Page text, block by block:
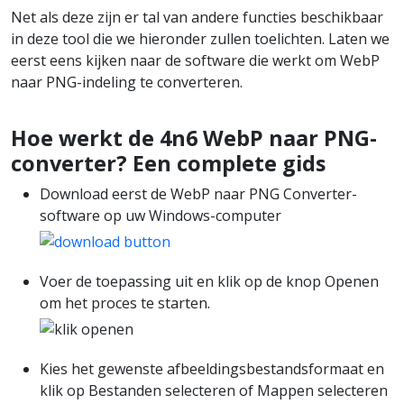
Net als deze zijn er tal van andere functies beschikbaar
in deze tool die we hieronder zullen toelichten. Laten we
eerst eens kijken naar de software die werkt om WebP
naar PNG-indeling te converteren.
Hoe werkt de 4n6 WebP naar PNG-
converter? Een complete gids
Download eerst de WebP naar PNG Converter-
software op uw Windows-computer
Voer de toepassing uit en klik op de knop Openen
om het proces te starten.
Kies het gewenste afbeeldingsbestandsformaat en
klik op Bestanden selecteren of Mappen selecteren